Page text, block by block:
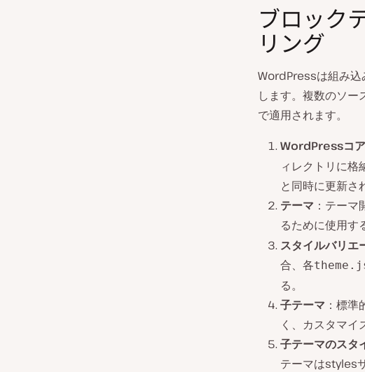
ブロック
リング
WordPressは組み込
します。複数のソ
で適用されます。
WordPressコア
ィレクトリに
と同時に更新さ
テーマ ：テー
るために使用す
スタイルバリエ
合、各
る。
子テーマ ：標
く、カスタマイ
子テーマのスタ
テーマはstyles